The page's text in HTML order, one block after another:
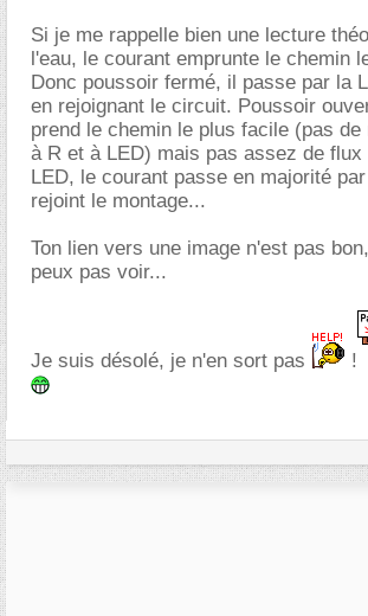
Si je me rappelle bien une lecture
l'eau, le courant emprunte le chemin
Donc poussoir fermé, il passe par la
en rejoignant le circuit. Poussoir
prend le chemin le plus facile (pas
à R et à LED) mais pas assez de
LED, le courant passe en majorité
rejoint le montage...
Ton lien vers une image n'est pas
peux pas voir...
Je suis désolé, je n'en sort pas !